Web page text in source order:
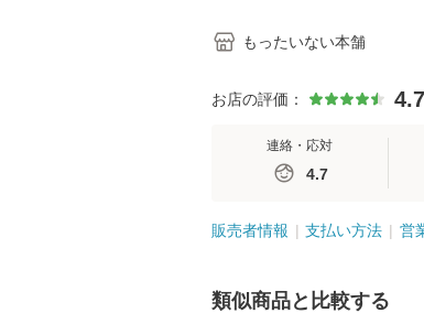
もったいない本舗
お店の評価： 4.7
連絡・応対
4.7
販売者情報 支払い方法 営
類似商品と比較する